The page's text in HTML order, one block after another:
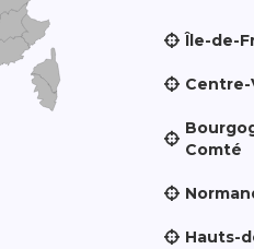
Île-de-
Centre-
Comté
Hauts-